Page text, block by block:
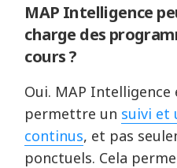
MAP Intelligence
charge des
cours ?
Oui. MAP
permettre un suivi et
continus, et pas
ponctuels. Cela